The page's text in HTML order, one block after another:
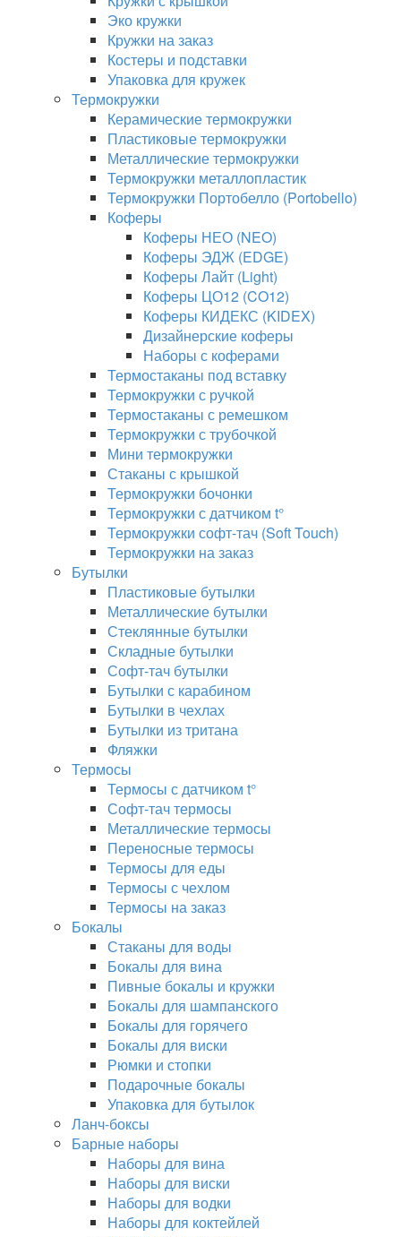
Эко кружки
Кружки на заказ
Костеры и подставки
Упаковка для кружек
Термокружки
Керамические термокружки
Пластиковые термокружки
Металлические термокружки
Термокружки металлопластик
Термокружки Портобелло (Portobello)
Коферы
Коферы НЕО (NEO)
Коферы ЭДЖ (EDGE)
Коферы Лайт (Light)
Коферы ЦО12 (CO12)
Коферы КИДЕКС (KIDEX)
Дизайнерские коферы
Наборы с коферами
Термостаканы под вставку
Термокружки с ручкой
Термостаканы с ремешком
Термокружки с трубочкой
Мини термокружки
Стаканы с крышкой
Термокружки бочонки
Термокружки с датчиком t°
Термокружки софт-тач (Soft Touch)
Термокружки на заказ
Бутылки
Пластиковые бутылки
Металлические бутылки
Стеклянные бутылки
Складные бутылки
Софт-тач бутылки
Бутылки с карабином
Бутылки в чехлах
Бутылки из тритана
Фляжки
Термосы
Термосы с датчиком t°
Софт-тач термосы
Металлические термосы
Переносные термосы
Термосы для еды
Термосы с чехлом
Термосы на заказ
Бокалы
Стаканы для воды
Бокалы для вина
Пивные бокалы и кружки
Бокалы для шампанского
Бокалы для горячего
Бокалы для виски
Рюмки и стопки
Подарочные бокалы
Упаковка для бутылок
Ланч-боксы
Барные наборы
Наборы для вина
Наборы для виски
Наборы для водки
Наборы для коктейлей